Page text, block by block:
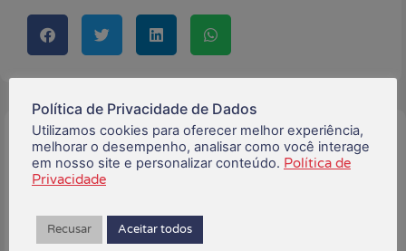
Buscar:
Posts Recentes:
Política de Privacidade de Dados
Utilizamos cookies para oferecer melhor experiência,
melhorar o desempenho, analisar como você interage
em nosso site e personalizar conteúdo. Política de
Privacidade
Recusar Aceitar todos